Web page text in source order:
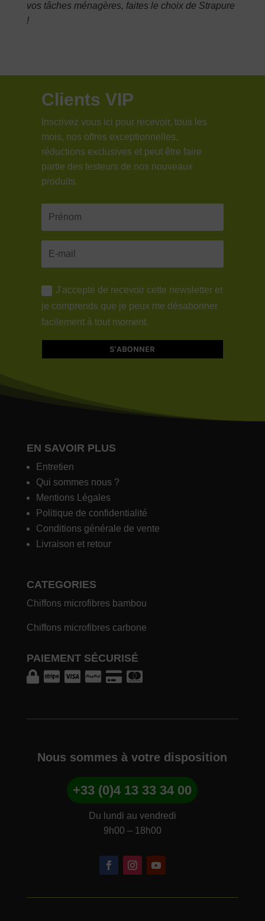
vos tâches ménagères, faites le choix de Strapure
!
Clients VIP
Inscrivez vous ici pour recevoir, tous les
mois, nos offres exceptionnelles,
réductions exclusives et peut être faire
partie des testeurs de nos nouveaux
produits.
J'accepte de recevoir cette newsletter et
je comprends que je peux me désabonner
facilement à tout moment.
S'ABONNER
EN SAVOIR PLUS
Entretien
Qui sommes nous ?
Mentions Légales
Politique de confidentialité
Conditions générale de vente
Livraison et retour
CATEGORIES
Chiffons microfibres bambou
Chiffons microfibres carbone
PAIEMENT SÉCURISÉ
Nous sommes à votre disposition
+33 (0)4 13 33 34 00
Du lundi au vendredi
9h00 – 18h00